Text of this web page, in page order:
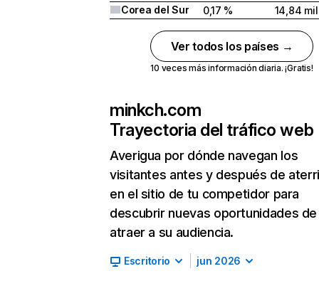
Corea del Sur
0,17 % 14,84 mil
Ver todos los países →
10 veces más información diaria. ¡Gratis!
minkch.com
Trayectoria del tráfico web
Averigua por dónde navegan los
visitantes antes y después de
en el sitio de tu competidor para
descubrir nuevas oportunidades de
atraer a su audiencia.
Escritorio jun 2026